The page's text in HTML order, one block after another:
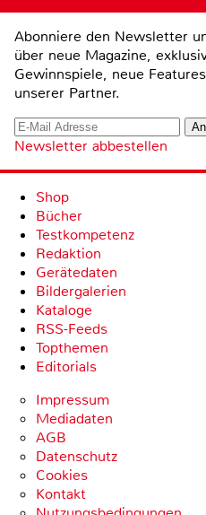
Abonniere den Newsletter
über neue Magazine,
Gewinnspiele, neue
unserer Partner.
Newsletter abbestellen
Shop
Bücher
Testkompetenz
Redaktion
Gerätedaten
Bildergalerien
Kataloge
RSS-Feeds
Topthemen
Editorials
Impressum
Mediadaten
AGB
Datenschutz
Cookies
Kontakt